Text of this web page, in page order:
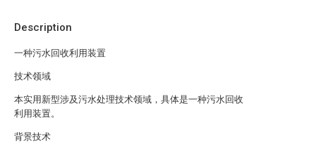
Description
一种污水回收利用装置
技术领域
本实用新型涉及污水处理技术领域，具体是一种污水回收
利用装置。
背景技术